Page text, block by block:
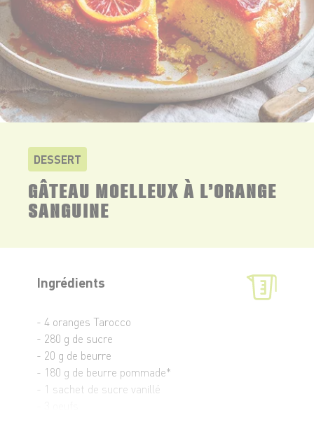
DESSERT
GÂTEAU MOELLEUX À L’ORANGE
SANGUINE
Ingrédients
- 4 oranges Tarocco
- 280 g de sucre
- 20 g de beurre
- 180 g de beurre pommade*
- 1 sachet de sucre vanillé